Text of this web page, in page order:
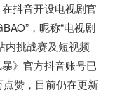
抖音开设电视剧官
，昵称“电视剧
内挑战赛及短视频
》官方抖音账号已
赞，目前仍在更新